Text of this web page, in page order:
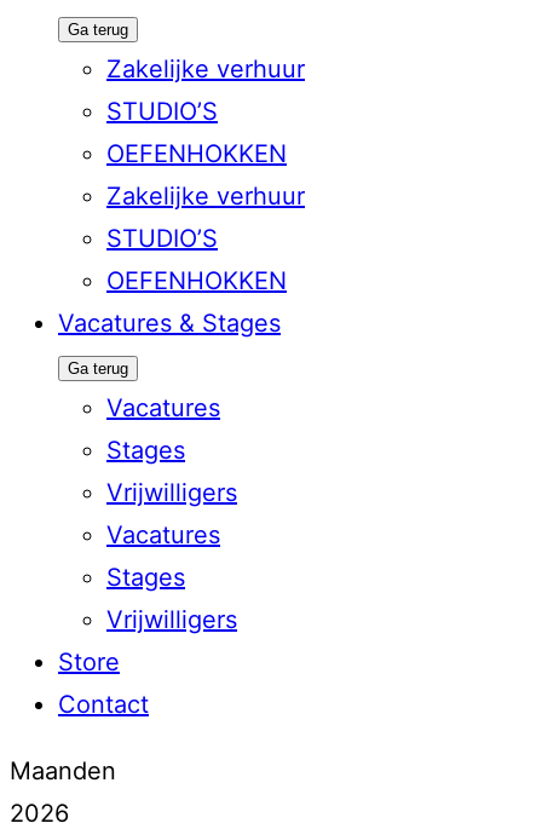
Ga terug
Zakelijke verhuur
STUDIO’S
OEFENHOKKEN
Zakelijke verhuur
STUDIO’S
OEFENHOKKEN
Vacatures & Stages
Ga terug
Vacatures
Stages
Vrijwilligers
Vacatures
Stages
Vrijwilligers
Store
Contact
Maanden
2026